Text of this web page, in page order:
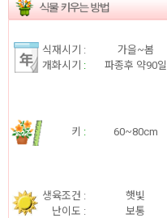
식재시기 :
개화시기 :
가을~봄
파종후 약90일
키 : 60~80cm
생육조건 :
난이도 :
햇빛
보통